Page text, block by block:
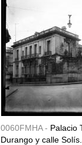
0060FMHA - Palacio
Durango y calle